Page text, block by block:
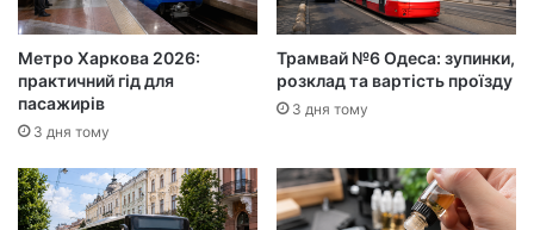
Метро Харкова 2026:
практичний гід для
пасажирів
3 дня тому
Трамвай №6 Одеса: зупинки,
розклад та вартість проїзду
3 дня тому